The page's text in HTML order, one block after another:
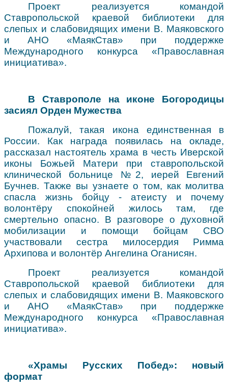
Проект реализуется командой
Ставропольской краевой библиотеки для
слепых и слабовидящих имени В. Маяковского
и АНО «МаякСтав» при поддержке
Международного конкурса «Православная
инициатива».
В Ставрополе на иконе Богородицы
засиял Орден Мужества
Пожалуй, такая икона единственная в
России. Как награда появилась на окладе,
рассказал настоятель храма в честь Иверской
иконы Божьей Матери при ставропольской
клинической больнице №2, иерей Евгений
Бучнев. Также вы узнаете о том, как молитва
спасла жизнь бойцу - атеисту и почему
волонтёру спокойней жилось там, где
смертельно опасно. В разговоре о духовной
мобилизации и помощи бойцам СВО
участвовали сестра милосердия Римма
Архипова и волонтёр Ангелина Оганисян.
Проект реализуется командой
Ставропольской краевой библиотеки для
слепых и слабовидящих имени В. Маяковского
и АНО «МаякСтав» при поддержке
Международного конкурса «Православная
инициатива».
«Храмы Русских Побед»: новый
формат